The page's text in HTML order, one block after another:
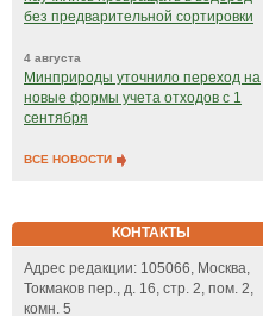
без предварительной сортировки
4 августа
Минприроды уточнило переход на
новые формы учета отходов с 1
сентября
ВСЕ НОВОСТИ
КОНТАКТЫ
Адрес редакции: 105066, Москва,
Токмаков пер., д. 16, стр. 2, пом. 2,
комн. 5